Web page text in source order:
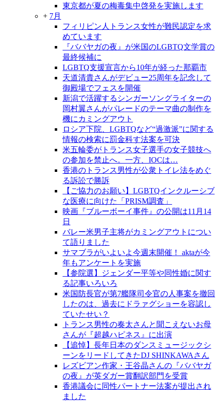
東京都が夏の梅毒集中啓発を実施します
+ 7月
フィリピン人トランス女性が難民認定を求
めています
『ババヤガの夜』が米国のLGBTQ文学賞の
最終候補に
LGBTQ支援宣言から10年が経った那覇市
天道清貴さんがデビュー25周年を記念して
御殿場でフェスを開催
新潟で活躍するシンガーソングライターの
岡村翼さんがパレードのテーマ曲の制作を
機にカミングアウト
ロシア下院、LGBTQなど“過激派”に関する
情報の検索に罰金科す法案を可決
米五輪委がトランス女子選手の女子競技へ
の参加を禁止へ。一方、IOCは…
香港のトランス男性が公衆トイレ法をめぐ
る訴訟で勝訴
【ご協力のお願い】LGBTQインクルーシブ
な医療に向けた「PRISM調査」
映画『ブルーボーイ事件』の公開は11月14
日
バレー米男子主将がカミングアウトについ
て語りました
サマブラがいよいよ今週末開催！ aktaが今
年もアンケートを実施
【参院選】ジェンダー平等や同性婚に関す
る記事いろいろ
米国防長官が第7艦隊司令官の人事案を撤回
したのは、過去にドラァグショーを容認し
ていたせい？
トランス男性の奏太さんと聞こえないお母
さんが『超越ハピネス』に出演
【追悼】長年日本のダンスミュージックシ
ーンをリードしてきたDJ SHINKAWAさん
レズビアン作家・王谷晶さんの『ババヤガ
の夜』が英ダガー賞翻訳部門を受賞
香港議会に同性パートナー法案が提出され
ました